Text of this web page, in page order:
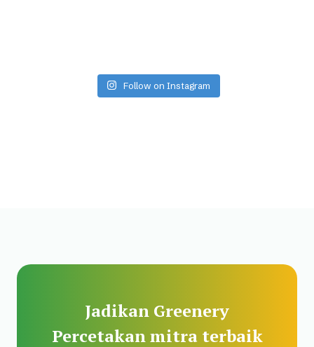
Follow on Instagram
Jadikan Greenery
Percetakan mitra terbaik